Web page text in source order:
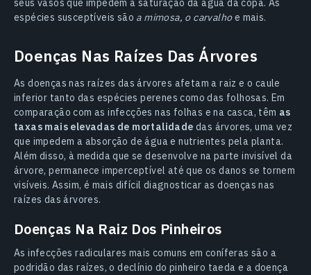
seus vasos que impedem a saturação da água da copa. As
espécies susceptíveis são a mimosa, o carvalhoe mais.
Doenças Nas Raízes Das Árvores
As doenças nas raízes das árvores afetam a raiz e o caule
inferior tanto das espécies perenes como das folhosas. Em
comparação com as infecções nas folhas e na casca, têm as
taxas mais elevadas de mortalidade das árvores, uma vez
que impedem a absorção de água e nutrientes pela planta.
Além disso, à medida que se desenvolve na parte invisível da
árvore, permanece imperceptível até que os danos se tornem
visíveis. Assim, é mais difícil diagnosticar as doenças nas
raízes das árvores.
Doenças Na Raiz Dos Pinheiros
As infecções radiculares mais comuns em coníferas são a
podridão das raízes, o declínio do pinheiro taeda e a doença